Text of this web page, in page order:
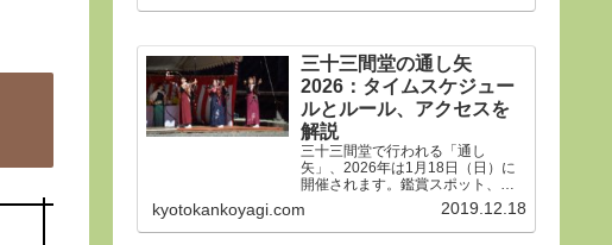
行・神輿渡御などの行事の日程、
生稚児や久世駒形稚児、各山鉾や
御朱印、屋台や歩行者天国や交通
規制などのおすすめ情報です。
三十三間堂の通し矢
2026：タイムスケジュー
ルとルール、アクセスを
解説
三十三間堂で行われる「通し
矢」、2026年は1月18日（日）に
開催されます。鑑賞スポット、タ
イムスケジュール、ルールや歴
史、そして三十三間堂の概要、ア
クセス方法などをご紹介します。
kyotokankoyagi.com 2019.12.18